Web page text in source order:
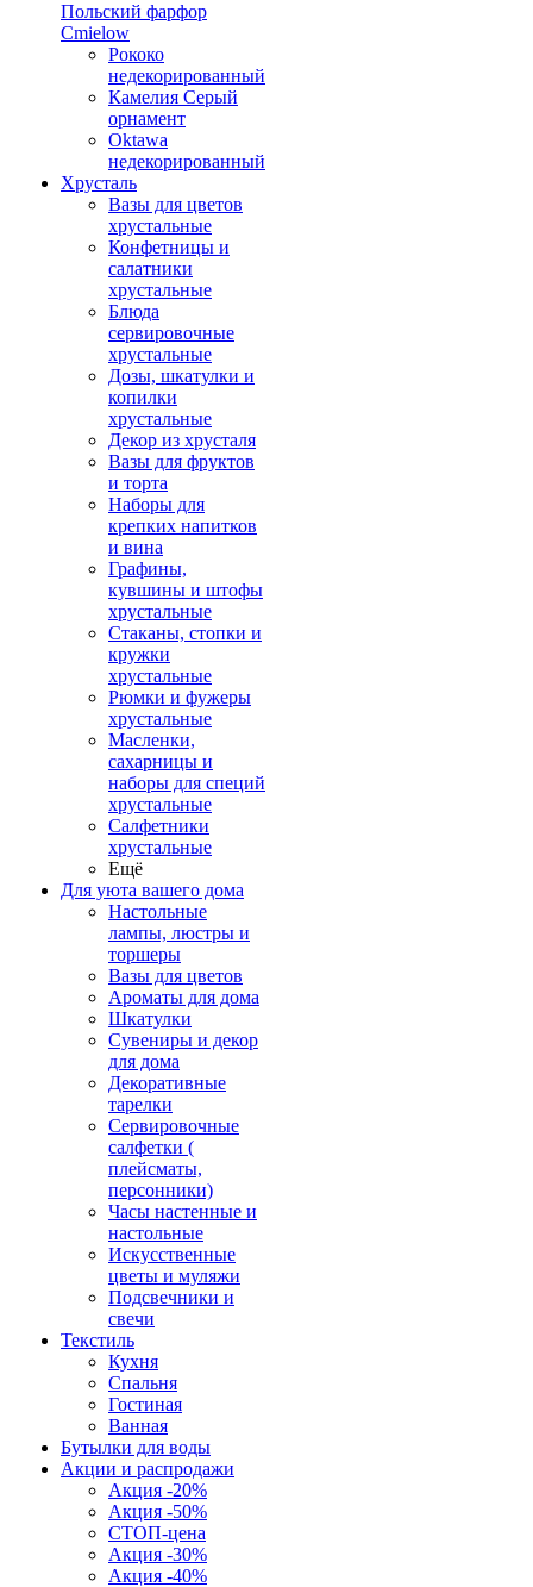
Польский фарфор
Сmielow
Рококо
недекорированный
Камелия Серый
орнамент
Oktawa
недекорированный
Хрусталь
Вазы для цветов
хрустальные
Конфетницы и
салатники
хрустальные
Блюда
сервировочные
хрустальные
Дозы, шкатулки и
копилки
хрустальные
Декор из хрусталя
Вазы для фруктов
и торта
Наборы для
крепких напитков
и вина
Графины,
кувшины и штофы
хрустальные
Стаканы, стопки и
кружки
хрустальные
Рюмки и фужеры
хрустальные
Масленки,
сахарницы и
наборы для специй
хрустальные
Салфетники
хрустальные
Ещё
Для уюта вашего дома
Настольные
лампы, люстры и
торшеры
Вазы для цветов
Ароматы для дома
Шкатулки
Сувениры и декор
для дома
Декоративные
тарелки
Сервировочные
салфетки (
плейсматы,
персонники)
Часы настенные и
настольные
Искусственные
цветы и муляжи
Подсвечники и
свечи
Текстиль
Кухня
Спальня
Гостиная
Ванная
Бутылки для воды
Акции и распродажи
Акция -20%
Акция -50%
СТОП-цена
Акция -30%
Акция -40%